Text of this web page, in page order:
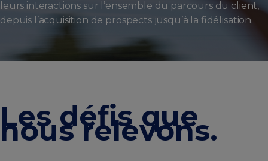
leurs interactions sur l’ensemble du parcours du client,
depuis l’acquisition de prospects jusqu’à la fidélisation.
Les défis que
nous relevons.